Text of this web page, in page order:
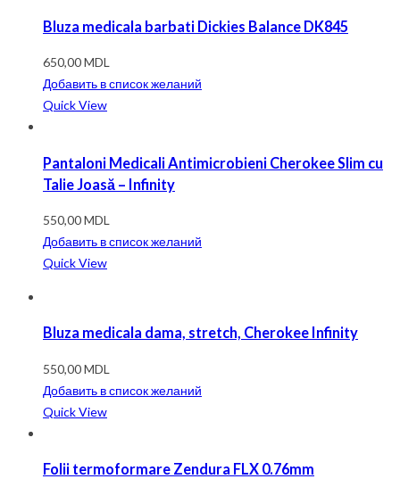
Bluza medicala barbati Dickies Balance DK845
650,00MDL
Добавить в список желаний
Quick View
Pantaloni Medicali Antimicrobieni Cherokee Slim cu
Talie Joasă – Infinity
550,00MDL
Добавить в список желаний
Quick View
Bluza medicala dama, stretch, Cherokee Infinity
550,00MDL
Добавить в список желаний
Quick View
Folii termoformare Zendura FLX 0.76mm